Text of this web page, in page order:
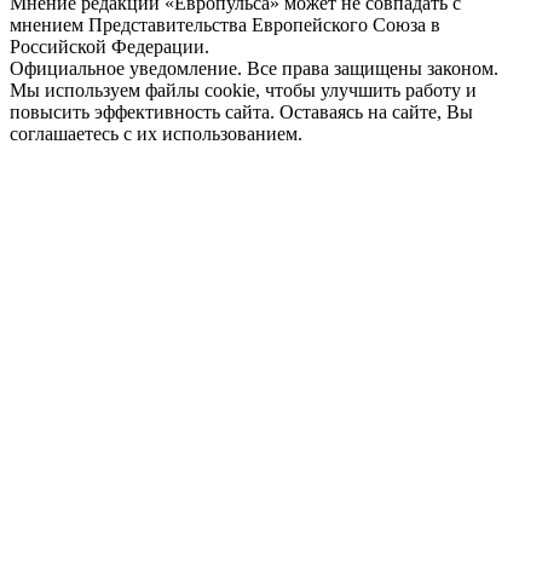
мнением Представительства Европейского Союза в
Российской Федерации.
Официальное уведомление. Все права защищены законом.
Мы используем файлы cookie, чтобы улучшить работу и
повысить эффективность сайта. Оставаясь на сайте, Вы
соглашаетесь с их использованием.